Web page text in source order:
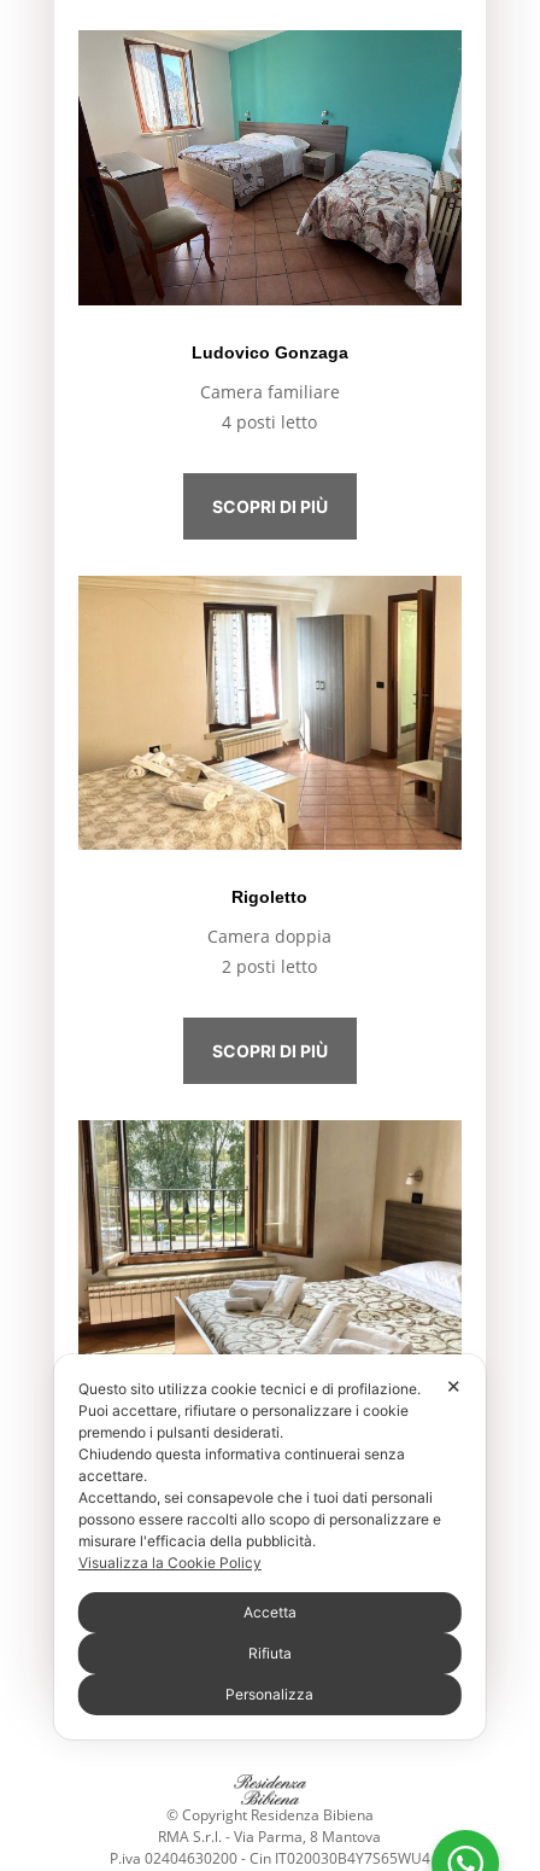
Ludovico Gonzaga
Camera familiare
4 posti letto
SCOPRI DI PIÙ
Rigoletto
Camera doppia
2 posti letto
SCOPRI DI PIÙ
Isabella D'Este
4 posti letto
SCOPRI DI PIÙ
© Copyright Residenza Bibiena
RMA S.r.l. - Via Parma, 8 Mantova
P.iva 02404630200 - Cin IT020030B4Y7S65WU4
✕
Questo sito utilizza cookie tecnici e di profilazione.
Puoi accettare, rifiutare o personalizzare i cookie
premendo i pulsanti desiderati.
Chiudendo questa informativa continuerai senza
accettare.
Accettando, sei consapevole che i tuoi dati personali
possono essere raccolti allo scopo di personalizzare e
misurare l'efficacia della pubblicità.
Visualizza la Cookie Policy
Accetta
Rifiuta
Personalizza